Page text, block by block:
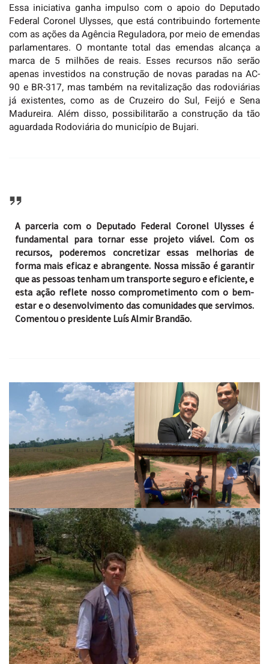
Essa iniciativa ganha impulso com o apoio do Deputado
Federal Coronel Ulysses, que está contribuindo fortemente
com as ações da Agência Reguladora, por meio de emendas
parlamentares. O montante total das emendas alcança a
marca de 5 milhões de reais. Esses recursos não serão
apenas investidos na construção de novas paradas na AC-
90 e BR-317, mas também na revitalização das rodoviárias
já existentes, como as de Cruzeiro do Sul, Feijó e Sena
Madureira. Além disso, possibilitarão a construção da tão
aguardada Rodoviária do município de Bujari.
A parceria com o Deputado Federal Coronel Ulysses é
fundamental para tornar esse projeto viável. Com os
recursos, poderemos concretizar essas melhorias de
forma mais eficaz e abrangente. Nossa missão é garantir
que as pessoas tenham um transporte seguro e eficiente, e
esta ação reflete nosso comprometimento com o bem-
estar e o desenvolvimento das comunidades que servimos.
Comentou o presidente Luís Almir Brandão.